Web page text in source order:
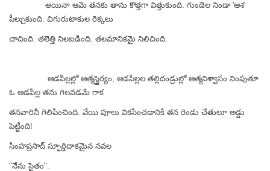
అయినా ఆమె తనకు తాను కొత్తగా విత్తుకుంది. గుండెల నిండా 'ఆశ'
పీల్చుకుంది. చిగురుటాకుల రెక్కలు
చాచింది. తలెత్తి నిలబడింది. తలమానికమై నిలిచింది.
ఆడపిల్లల్లో ఆత్మస్థైర్యం, ఆడపిల్లల తల్లిదండ్రుల్లో ఆత్మవిశ్వాసం నింపుతూ
ఓ ఆడపిల్ల తను గెలవడమే గాక
తనవారినీ గెలిపించింది. వేయి పూలు వికసించడానికి తన రెండు చేతులూ అడ్డు
పెట్టింది!
సింహప్రసాద్ స్ఫూర్తిదాకమైన నవల
"నేను సైతం".